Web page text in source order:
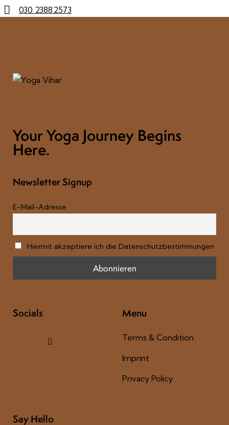
030 23882573
Your Yoga Journey Begins
Here.
Newsletter Signup
E-Mail-Adresse
Hiermit akzeptiere ich die Datenschutzbestimmungen
Socials Menu
Terms & Condition
Imprint
Privacy Policy
Say Hello